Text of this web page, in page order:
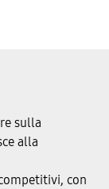
sulla
alla
con